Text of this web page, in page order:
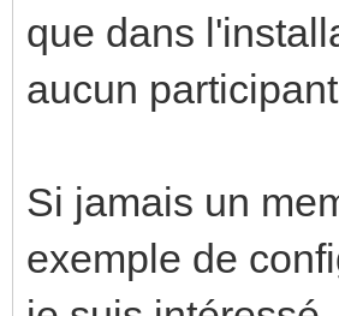
que dans
aucun
Si jamais un
exemple de